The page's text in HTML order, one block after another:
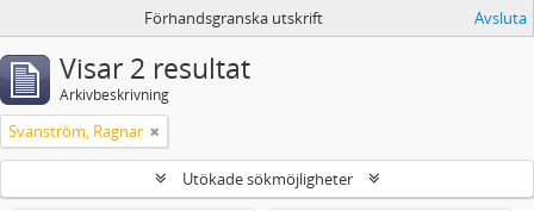
Förhandsgranska utskrift Avsluta
Visar 2 resultat
Arkivbeskrivning
Svanström, Ragnar
Utökade sökmöjligheter